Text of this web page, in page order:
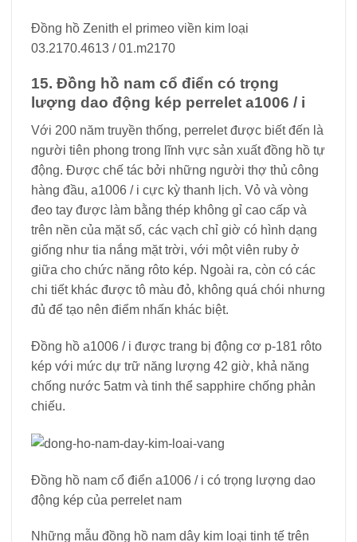
Đồng hồ Zenith el primeo viền kim loại
03.2170.4613 / 01.m2170
15. Đồng hồ nam cổ điển có trọng
lượng dao động kép perrelet a1006 / i
Với 200 năm truyền thống, perrelet được biết đến là
người tiên phong trong lĩnh vực sản xuất đồng hồ tự
động. Được chế tác bởi những người thợ thủ công
hàng đầu, a1006 / i cực kỳ thanh lịch. Vỏ và vòng
đeo tay được làm bằng thép không gỉ cao cấp và
trên nền của mặt số, các vạch chỉ giờ có hình dạng
giống như tia nắng mặt trời, với một viên ruby ​​ở
giữa cho chức năng rôto kép. Ngoài ra, còn có các
chi tiết khác được tô màu đỏ, không quá chói nhưng
đủ để tạo nên điểm nhấn khác biệt.
Đồng hồ a1006 / i được trang bị động cơ p-181 rôto
kép với mức dự trữ năng lượng 42 giờ, khả năng
chống nước 5atm và tinh thể sapphire chống phản
chiếu.
Đồng hồ nam cổ điển a1006 / i có trọng lượng dao
động kép của perrelet nam
Những mẫu đồng hồ nam dây kim loại tinh tế trên